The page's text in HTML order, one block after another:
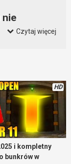
nie
można zginąć
Skok jaki
bardzo dziwny.
Czytaj więcej
HD
i kompletny
bunkrów w